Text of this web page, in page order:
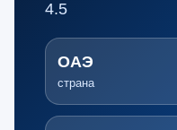
4.5
ОАЭ
страна